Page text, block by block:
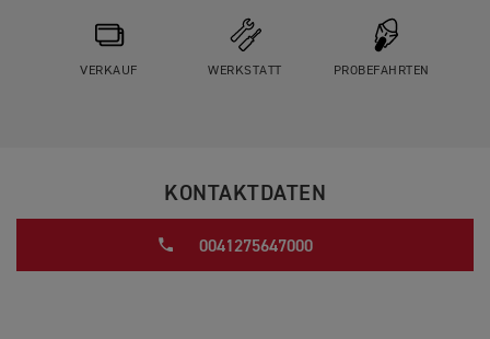
VERKAUF WERKSTATT PROBEFAHRTEN
KONTAKTDATEN
0041275647000